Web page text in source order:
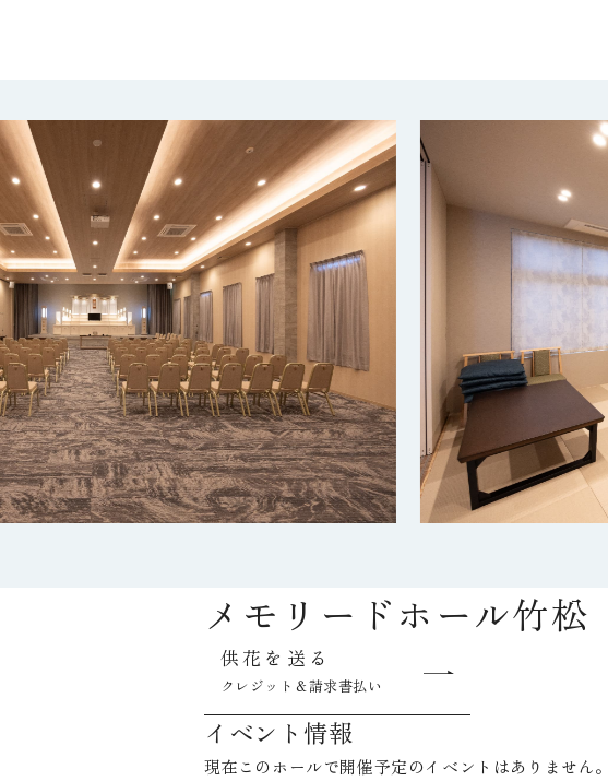
メモリードホール竹松
供花を送る
クレジット＆請求書払い
イベント情報
現在このホールで開催予定のイベントはありません。